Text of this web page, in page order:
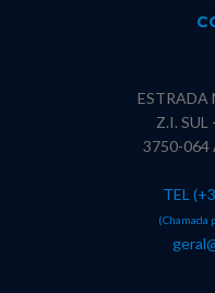
ESTRADA
Z.I. SUL
3750-064
TEL
(Chamada